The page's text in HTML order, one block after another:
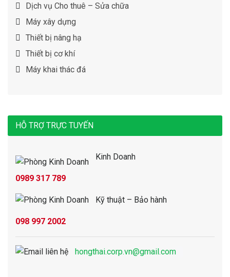
Dịch vụ Cho thuê – Sửa chữa
Máy xây dựng
Thiết bị nâng hạ
Thiết bị cơ khí
Máy khai thác đá
HỖ TRỢ TRỰC TUYẾN
Kinh Doanh
0989 317 789
Kỹ thuật – Bảo hành
098 997 2002
hongthai.corp.vn@gmail.com